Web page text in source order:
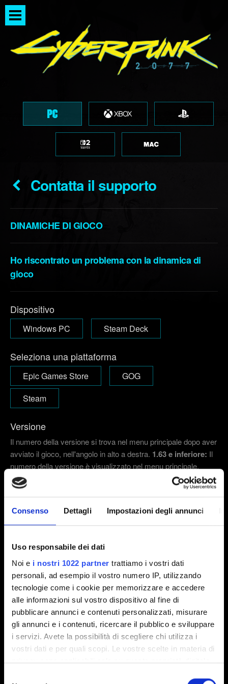
Consenso Dettagli Impostazioni degli annunci
Uso responsabile dei dati
Noi e i nostri 1022 partner trattiamo i vostri dati
personali, ad esempio il vostro numero IP, utilizzando
tecnologie come i cookie per memorizzare e accedere
alle informazioni sul vostro dispositivo al fine di
pubblicare annunci e contenuti personalizzati, misurare
gli annunci e i contenuti, ricercare il pubblico e sviluppare
i servizi. Avete la possibilità di scegliere chi utilizza i
vostri dati e per quali scopi. Le vostre scelte in materia di
privacy sono applicabili solo su questa proprietà digitale
Contatta il supporto
DINAMICHE DI GIOCO
Ho riscontrato un problema con la dinamica di
gioco
Dispositivo
Windows PC Steam Deck
Seleziona una piattaforma
Epic Games Store
GOG
Steam
Versione
Il numero della versione si trova nel menu principale dopo aver
avviato il gioco, nell'angolo in alto a destra. 1.63 e inferiore: Il
numero della versione è visualizzato nel menu principale,
nell'angolo in basso a sinistra.
Altra
Email (attento agli errori!)
Breve descrizione del problema